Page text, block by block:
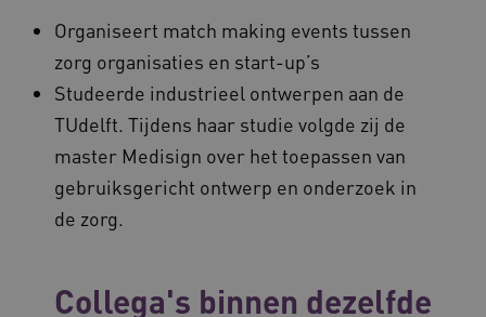
Organiseert match making events tussen
zorg organisaties en start-up’s
Studeerde industrieel ontwerpen aan de
TUdelft. Tijdens haar studie volgde zij de
master Medisign over het toepassen van
gebruiksgericht ontwerp en onderzoek in
de zorg.
Collega's binnen dezelfde